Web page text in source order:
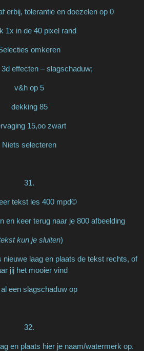
erbij, tolerantie en doezelen op 0
1x in de 40 pixel rand
omkeren
effecten – slagschaduw;
v&h op 5
dekking 85
15,oo zwart
Niets selecteren
31.
tekst les 400 mpd©
en keer terug naar je 800 afbeelding
kun je sluiten)
nieuwe laag en plaats de tekst rechts, of
jij het mooier vind
een slagschaduw op
32.
en plaats hier je naam/watermerk op.